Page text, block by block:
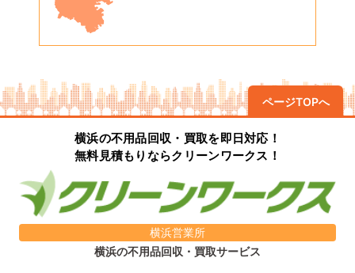
ページTOPへ
横浜の不用品回収・買取を即日対応！
無料見積もりならクリーンワークス！
横浜営業所
横浜の不用品回収・買取サービス